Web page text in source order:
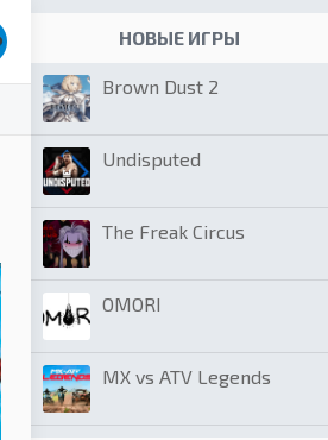
НОВЫЕ ИГРЫ
Brown Dust 2
Undisputed
The Freak Circus
OMORI
MX vs ATV Legends